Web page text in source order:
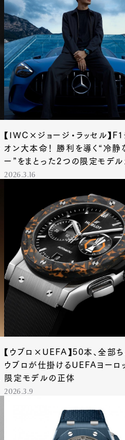
【IWC×ジョージ・ラッセル】F1
オン大本命！ 勝利を導く“冷静
ー”をまとった2つの限定モデ
2026.3.16
【ウブロ×UEFA】50本、全部ち
ウブロが仕掛けるUEFAヨーロ
限定モデルの正体
2026.3.9